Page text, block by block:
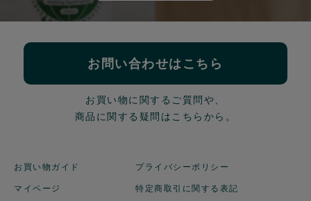
お問い合わせはこちら
お買い物に関するご質問や、
商品に関する疑問はこちらから。
お買い物ガイド
マイページ
プライバシーポリシー
特定商取引に関する表記